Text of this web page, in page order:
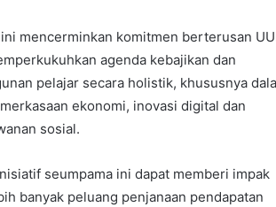
mencerminkan komitmen berterusan
agenda kebajikan dan
pelajar secara holistik, khususnya
ekonomi, inovasi digital dan
sosial.
seumpama ini dapat memberi impak
banyak peluang penjanaan pendapatan